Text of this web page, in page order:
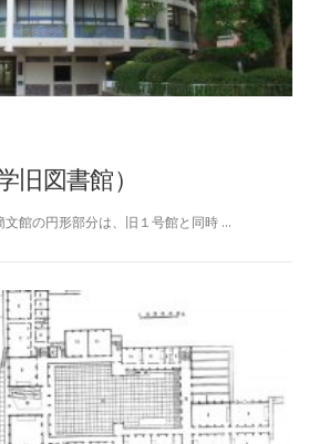
旧図書館）
館の円形部分は、旧１号館と同時 …